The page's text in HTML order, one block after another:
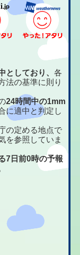
としており、各
法の基準に則り
24時間中の1mm
に適中と判定し
の定める地点で
を参照していま
7日前0時の予報